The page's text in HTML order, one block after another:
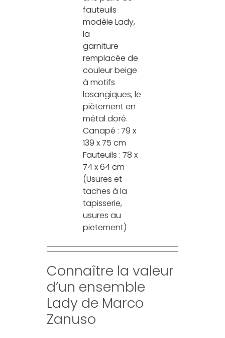
fauteuils
modèle Lady,
la
garniture
remplacée de
couleur beige
à motifs
losangiques, le
piètement en
métal doré.
Canapé : 79 x
139 x 75 cm
Fauteuils : 78 x
74 x 64 cm
(Usures et
taches à la
tapisserie,
usures au
pietement)
Connaître la valeur
d’un ensemble
Lady de Marco
Zanuso